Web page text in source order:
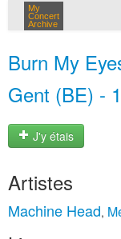
My
Concert
Archive
Burn My
Gent (BE) -
J'y étais
Artistes
Machine Head,